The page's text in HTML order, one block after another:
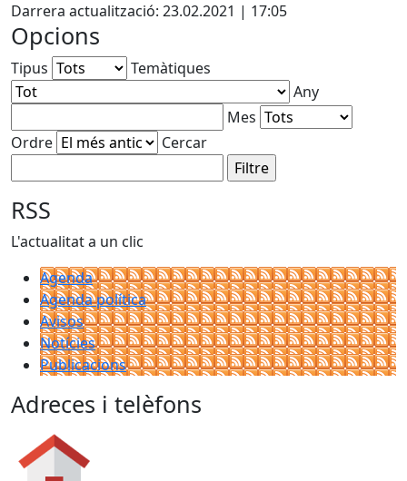
Darrera actualització: 23.02.2021 | 17:05
Opcions
Tipus
Temàtiques
Any
Mes
Ordre
Cercar
RSS
L'actualitat a un clic
Agenda
Agenda política
Avisos
Notícies
Publicacions
Adreces i telèfons